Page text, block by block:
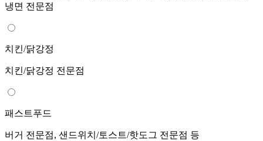
냉면 전문점
치킨/닭강정
치킨/닭강정 전문점
패스트푸드
버거 전문점, 샌드위치/토스트/핫도그 전문점 등